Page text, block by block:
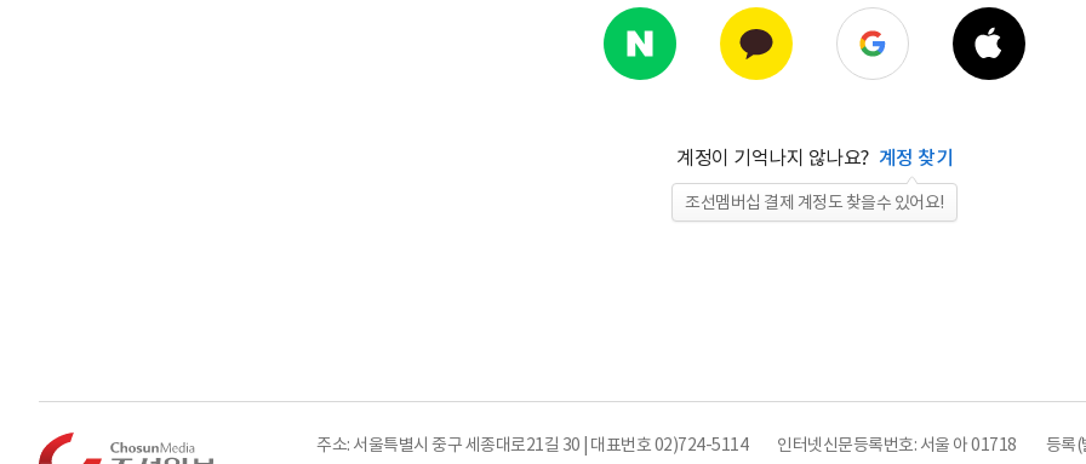
계정이 기억나지 않나요? 계정 찾기
조선멤버십 결제 계정도 찾을수 있어요!
주소: 서울특별시 중구 세종대로21길 30 | 대표번호 02)724-5114 인터넷신문등록번호: 서울 아 01718 등록(